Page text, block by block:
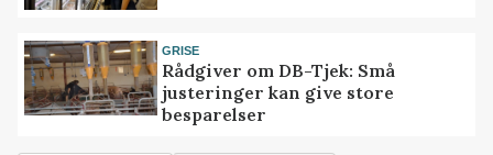
GRISE
Rådgiver om DB-Tjek: Små
justeringer kan give store
besparelser